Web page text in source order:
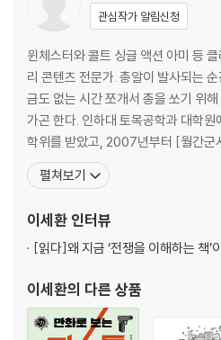
관심작가 알림신청
윈체스터와 콜트 싱글 액션 아미 등
리 콘텐츠 전문가. 총알이 발사되는
금도 없는 시간 쪼개서 총을 쏘기 위
가곤 한다. 인하대 토목공학과 대학
학위를 받았고, 2007년부터 [월간군
016년부터 국방TV [토크멘터리 전쟁
라는 별명을 얻었으며, 고대에서 현대
리터리 영화광이기도 하여 국방TV [순
펼쳐보기
이세환 인터뷰
[읽다]왜 지금 ‘전쟁을 이해하는 책
이세환의 다른 상품